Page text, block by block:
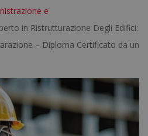
e
in Ristrutturazione Degli Edifici:
– Diploma Certificato da un